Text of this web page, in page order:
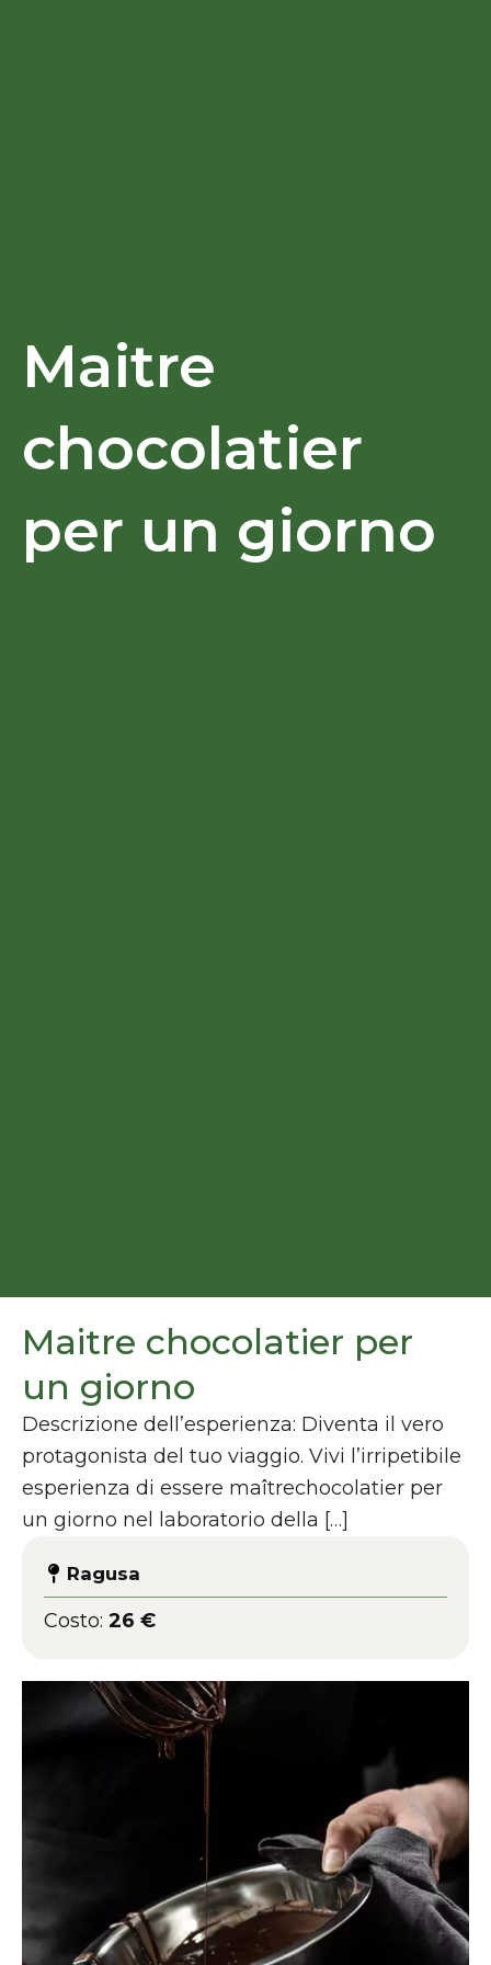
Maitre
chocolatier
per un giorno
Maitre chocolatier per
un giorno
Descrizione dell’esperienza: Diventa il vero
protagonista del tuo viaggio. Vivi l’irripetibile
esperienza di essere maîtrechocolatier per
un giorno nel laboratorio della […]
Ragusa
Costo: 26 €